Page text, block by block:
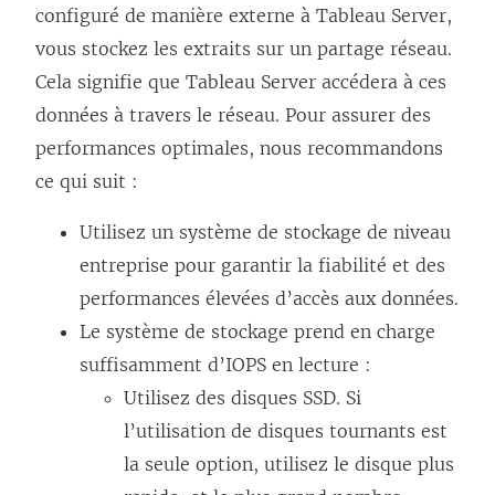
configuré de manière externe à Tableau Server,
vous stockez les extraits sur un partage réseau.
Cela signifie que Tableau Server accédera à ces
données à travers le réseau. Pour assurer des
performances optimales, nous recommandons
ce qui suit :
Utilisez un système de stockage de niveau
entreprise pour garantir la fiabilité et des
performances élevées d’accès aux données.
Le système de stockage prend en charge
suffisamment d’IOPS en lecture :
Utilisez des disques SSD. Si
l’utilisation de disques tournants est
la seule option, utilisez le disque plus